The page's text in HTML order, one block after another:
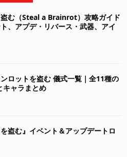
む（Steal a Brainrot）攻略ガイド
、アプデ・リバース・武器、アイ
ンロットを盗む 儀式一覧｜全11種の
ャラまとめ
を盗む』イベント＆アップデートロ